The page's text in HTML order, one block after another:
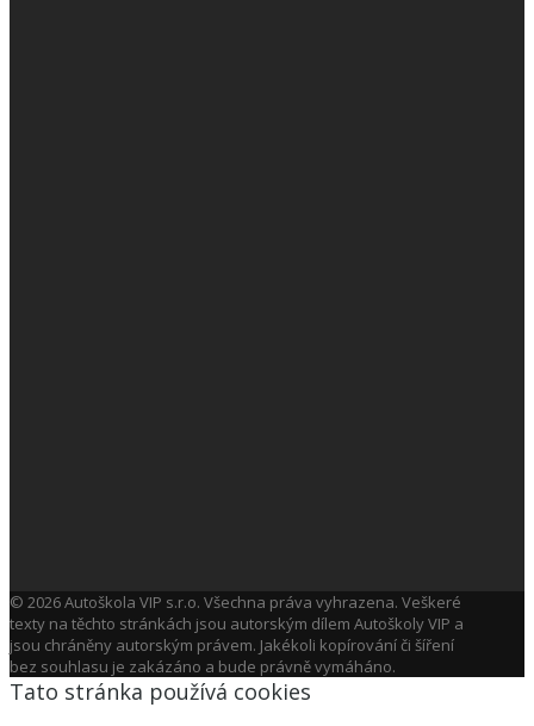
© 2026 Autoškola VIP s.r.o. Všechna práva vyhrazena. Veškeré
texty na těchto stránkách jsou autorským dílem Autoškoly VIP a
jsou chráněny autorským právem. Jakékoli kopírování či šíření
bez souhlasu je zakázáno a bude právně vymáháno.
Tato stránka používá cookies